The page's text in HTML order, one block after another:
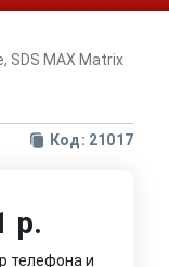
SDS MAX Matrix
Код: 21017
р.
телефона и